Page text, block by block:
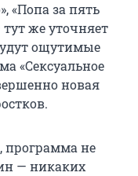
«Попа за пять
же уточняет
ощутимые
«Сексуальное
новая
программа не
— никаких